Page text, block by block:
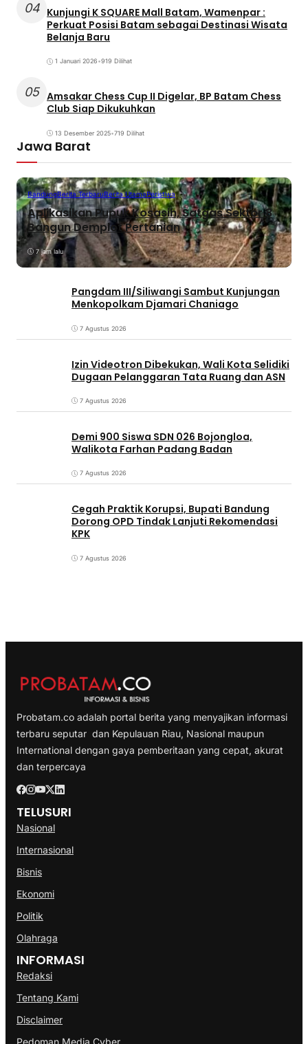
04 Kunjungi K SQUARE Mall Batam, Wamenpar :
Perkuat Posisi Batam sebagai Destinasi Wisata
Belanja Baru
1 Januari 2026•919 Dilihat
05 Amsakar Chess Cup II Digelar, BP Batam Chess
Club Siap Dikukuhkan
13 Desember 2025•719 Dilihat
Jawa Barat
BandungBerita TerbaruBerita UtamaPeristiwa
Aplikasikan Pupuk Kosasih, Satgas Sektor 8
Bangun Demplot Pertanian
7 jam lalu
Pangdam III/Siliwangi Sambut Kunjungan
Menkopolkam Djamari Chaniago
7 Agustus 2026
Izin Videotron Dibekukan, Wali Kota Selidiki
Dugaan Pelanggaran Tata Ruang dan ASN
7 Agustus 2026
Demi 900 Siswa SDN 026 Bojongloa,
Walikota Farhan Padang Badan
7 Agustus 2026
Cegah Praktik Korupsi, Bupati Bandung
Dorong OPD Tindak Lanjuti Rekomendasi
KPK
7 Agustus 2026
Probatam.co adalah portal berita yang menyajikan informasi
terbaru seputar dan Kepulauan Riau, Nasional maupun
International dengan gaya pemberitaan yang cepat, akurat
dan terpercaya
TELUSURI
Nasional
Internasional
Bisnis
Ekonomi
Politik
Olahraga
INFORMASI
Redaksi
Tentang Kami
Disclaimer
Pedoman Media Cyber